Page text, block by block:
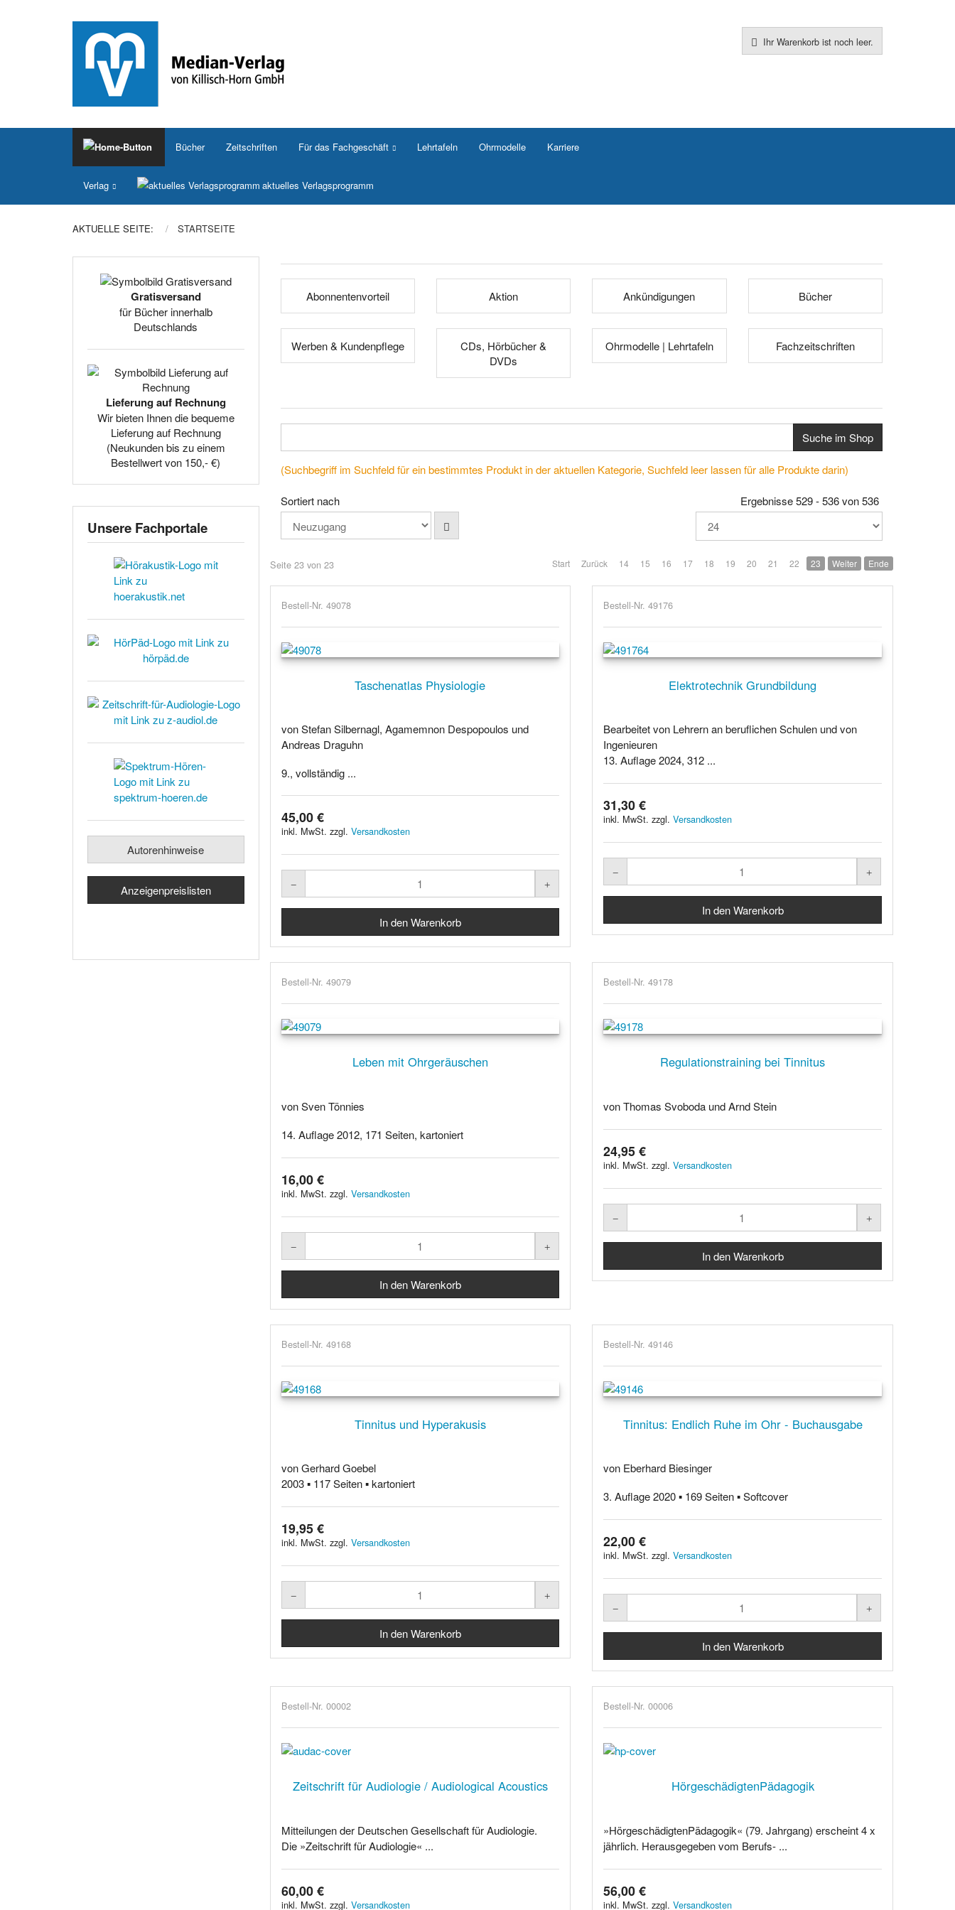
Ihr Warenkorb ist noch leer.
Bücher Zeitschriften Für das Fachgeschäft Lehrtafeln Ohrmodelle Karriere
Verlag aktuelles Verlagsprogramm
AKTUELLE SEITE: STARTSEITE
Abonnentenvorteil Aktion Ankündigungen Bücher
Werben & Kundenpflege
CDs, Hörbücher &
DVDs
Ohrmodelle | Lehrtafeln Fachzeitschriften
Suche im Shop
(Suchbegriff im Suchfeld für ein bestimmtes Produkt in der aktuellen Kategorie, Suchfeld leer lassen für alle Produkte darin)
Sortiert nach Ergebnisse 529 - 536 von 536
Seite 23 von 23 Start Zurück 14 15 16 17 18 19 20 21 22 23 Weiter Ende
Bestell-Nr. 49078
Taschenatlas Physiologie
von Stefan Silbernagl, Agamemnon Despopoulos und
Andreas Draguhn
9., vollständig ...
45,00 €
inkl. MwSt. zzgl. Versandkosten
Bestell-Nr. 49176
Elektrotechnik Grundbildung
Bearbeitet von Lehrern an beruflichen Schulen und von
Ingenieuren
13. Auflage 2024, 312 ...
31,30 €
inkl. MwSt. zzgl.Versandkosten
Bestell-Nr. 49079
Leben mit Ohrgeräuschen
von Sven Tönnies
14. Auflage 2012, 171 Seiten, kartoniert
16,00 €
inkl. MwSt. zzgl. Versandkosten
Bestell-Nr. 49178
Regulationstraining bei Tinnitus
von Thomas Svoboda und Arnd Stein
24,95 €
inkl. MwSt. zzgl.Versandkosten
Bestell-Nr. 49168
Tinnitus und Hyperakusis
von Gerhard Goebel
2003 ▪ 117 Seiten ▪ kartoniert
19,95 €
inkl. MwSt. zzgl. Versandkosten
Bestell-Nr. 49146
Tinnitus: Endlich Ruhe im Ohr - Buchausgabe
von Eberhard Biesinger
3. Auflage 2020 ▪ 169 Seiten ▪ Softcover
22,00 €
inkl. MwSt. zzgl.Versandkosten
Bestell-Nr. 00002
Zeitschrift für Audiologie / Audiological Acoustics
Mitteilungen der Deutschen Gesellschaft für Audiologie.
Die »Zeitschrift für Audiologie« ...
60,00 €
inkl. MwSt. zzgl. Versandkosten
Bestell-Nr. 00006
HörgeschädigtenPädagogik
»HörgeschädigtenPädagogik« (79. Jahrgang) erscheint 4 x
jährlich. Herausgegeben vom Berufs- ...
56,00 €
inkl. MwSt. zzgl.Versandkosten
Gratisversand
für Bücher innerhalb
Deutschlands
Lieferung auf Rechnung
Wir bieten Ihnen die bequeme
Lieferung auf Rechnung
(Neukunden bis zu einem
Bestellwert von 150,- €)
Unsere Fachportale
Autorenhinweise
Anzeigenpreislisten